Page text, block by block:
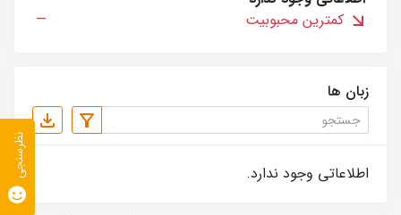
کمترین محبوبیت
—
زبان ها
اطلاعاتی وجود ندارد. نظرسنجی